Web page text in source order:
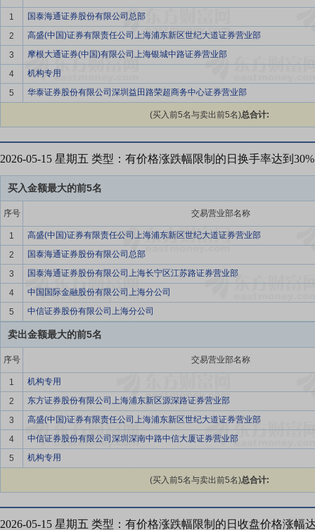
1
国泰海通证券股份有限公司总部
2
高盛(中国)证券有限责任公司上海浦东新区世纪大道证券营业部
3
摩根大通证券(中国)有限公司上海银城中路证券营业部
4
机构专用
5
华泰证券股份有限公司深圳益田路荣超商务中心证券营业部
(买入前5名与卖出前5名)总合计:
2026-05-15 星期五 类型：有价格涨跌幅限制的日换手率达到
买入金额最大的前5名
序号 交易营业部名称
1
高盛(中国)证券有限责任公司上海浦东新区世纪大道证券营业部
2
国泰海通证券股份有限公司总部
3
国泰海通证券股份有限公司上海长宁区江苏路证券营业部
4
中国国际金融股份有限公司上海分公司
5
中信证券股份有限公司上海分公司
卖出金额最大的前5名
序号 交易营业部名称
1
机构专用
2
东方证券股份有限公司上海浦东新区源深路证券营业部
3
高盛(中国)证券有限责任公司上海浦东新区世纪大道证券营业部
4
中信证券股份有限公司深圳深南中路中信大厦证券营业部
5
机构专用
(买入前5名与卖出前5名)总合计:
2026-05-15 星期五 类型：有价格涨跌幅限制的日收盘价格涨幅